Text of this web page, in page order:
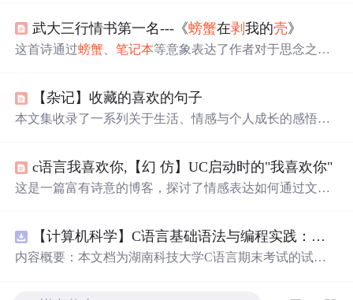
户交互、输入延迟、情感计算及人机交互中的心理建模等
信息技术相关要素。
武大三行情书第一名---《螃蟹在剥我的壳》
这首诗通过螃蟹 、笔记本等意象表达了作者对于思念之情
了深深的思念之情。
【杂记】收藏的喜欢的句子
本文集收录了一系列关于生活、情感与个人成长的感悟，
例子和个人经历，鼓励读者在逆境中坚强，珍惜那些给予
我们温暖和支持的人。
c语言我喜欢你,【幻 仿】UC启动时的"我喜欢你"
这是一篇富有诗意的博客，探讨了情感表达如何通过文字
化世界中对情感的独特解读。
【计算机科学】C语言基础语法与编程实践：湖南科技大学期末考试核心知识点解析
内容概要：本文档为湖南科技大学C语言期末考试的试题